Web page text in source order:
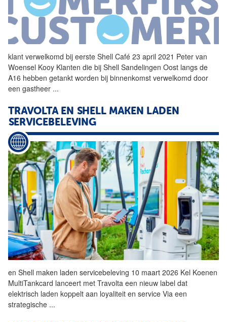
klant verwelkomd bij eerste Shell Café 23 april 2021 Peter van
Woensel Kooy Klanten die bij Shell Sandelingen Oost langs de
A16 hebben getankt worden bij binnenkomst verwelkomd door
een gastheer ...
TRAVOLTA EN SHELL MAKEN LADEN
SERVICEBELEVING
en Shell maken laden servicebeleving 10 maart 2026 Kel Koenen
MultiTankcard lanceert met Travolta een nieuw label dat
elektrisch laden koppelt aan loyaliteit en service Via een
strategische ...